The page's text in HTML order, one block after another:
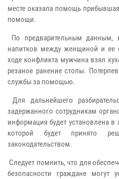
месте оказала помощь
помощи.
По предварительным данным,
напитков между женщиной и ее
ходе конфликта мужчина взял
резаное ранение стопы.
службы за помощью.
Для дальнейшего
задержанного сотрудникам
информация будет установлена в
которой будет принято
законодательством.
Следует помнить, что для
безопасности граждане могут